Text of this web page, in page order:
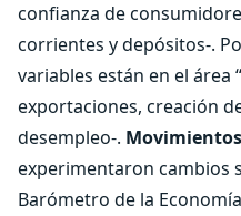
confianza de
corrientes y depósitos-.
variables están en el área
exportaciones, creación
desempleo-.
experimentaron cambios
Barómetro de la